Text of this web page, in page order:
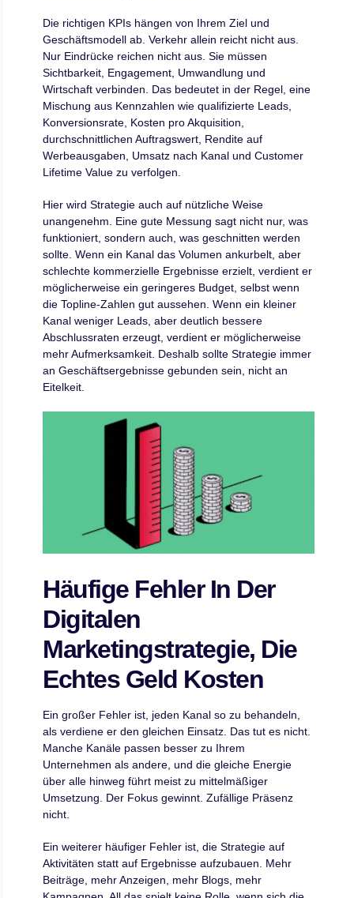
Die richtigen KPIs hängen von Ihrem Ziel und
Geschäftsmodell ab. Verkehr allein reicht nicht aus.
Nur Eindrücke reichen nicht aus. Sie müssen
Sichtbarkeit, Engagement, Umwandlung und
Wirtschaft verbinden. Das bedeutet in der Regel, eine
Mischung aus Kennzahlen wie qualifizierte Leads,
Konversionsrate, Kosten pro Akquisition,
durchschnittlichen Auftragswert, Rendite auf
Werbeausgaben, Umsatz nach Kanal und Customer
Lifetime Value zu verfolgen.
Hier wird Strategie auch auf nützliche Weise
unangenehm. Eine gute Messung sagt nicht nur, was
funktioniert, sondern auch, was geschnitten werden
sollte. Wenn ein Kanal das Volumen ankurbelt, aber
schlechte kommerzielle Ergebnisse erzielt, verdient er
möglicherweise ein geringeres Budget, selbst wenn
die Topline-Zahlen gut aussehen. Wenn ein kleiner
Kanal weniger Leads, aber deutlich bessere
Abschlussraten erzeugt, verdient er möglicherweise
mehr Aufmerksamkeit. Deshalb sollte Strategie immer
an Geschäftsergebnisse gebunden sein, nicht an
Eitelkeit.
Häufige Fehler In Der
Digitalen
Marketingstrategie, Die
Echtes Geld Kosten
Ein großer Fehler ist, jeden Kanal so zu behandeln,
als verdiene er den gleichen Einsatz. Das tut es nicht.
Manche Kanäle passen besser zu Ihrem
Unternehmen als andere, und die gleiche Energie
über alle hinweg führt meist zu mittelmäßiger
Umsetzung. Der Fokus gewinnt. Zufällige Präsenz
nicht.
Ein weiterer häufiger Fehler ist, die Strategie auf
Aktivitäten statt auf Ergebnisse aufzubauen. Mehr
Beiträge, mehr Anzeigen, mehr Blogs, mehr